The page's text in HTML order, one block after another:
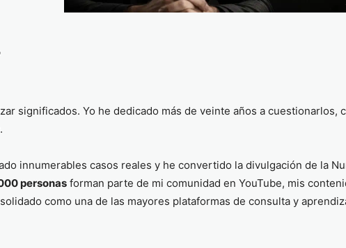
significados. Yo he dedicado más de veinte años a cuestionarlos,
innumerables casos reales y he convertido la divulgación de la
personas forman parte de mi comunidad en YouTube, mis
como una de las mayores plataformas de consulta y